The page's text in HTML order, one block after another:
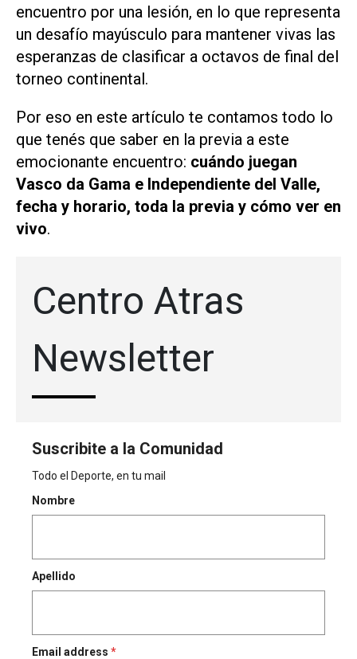
encuentro por una lesión, en lo que representa
un desafío mayúsculo para mantener vivas las
esperanzas de clasificar a octavos de final del
torneo continental.
Por eso en este artículo te contamos todo lo
que tenés que saber en la previa a este
emocionante encuentro: cuándo juegan
Vasco da Gama e Independiente del Valle,
fecha y horario, toda la previa y cómo ver en
vivo.